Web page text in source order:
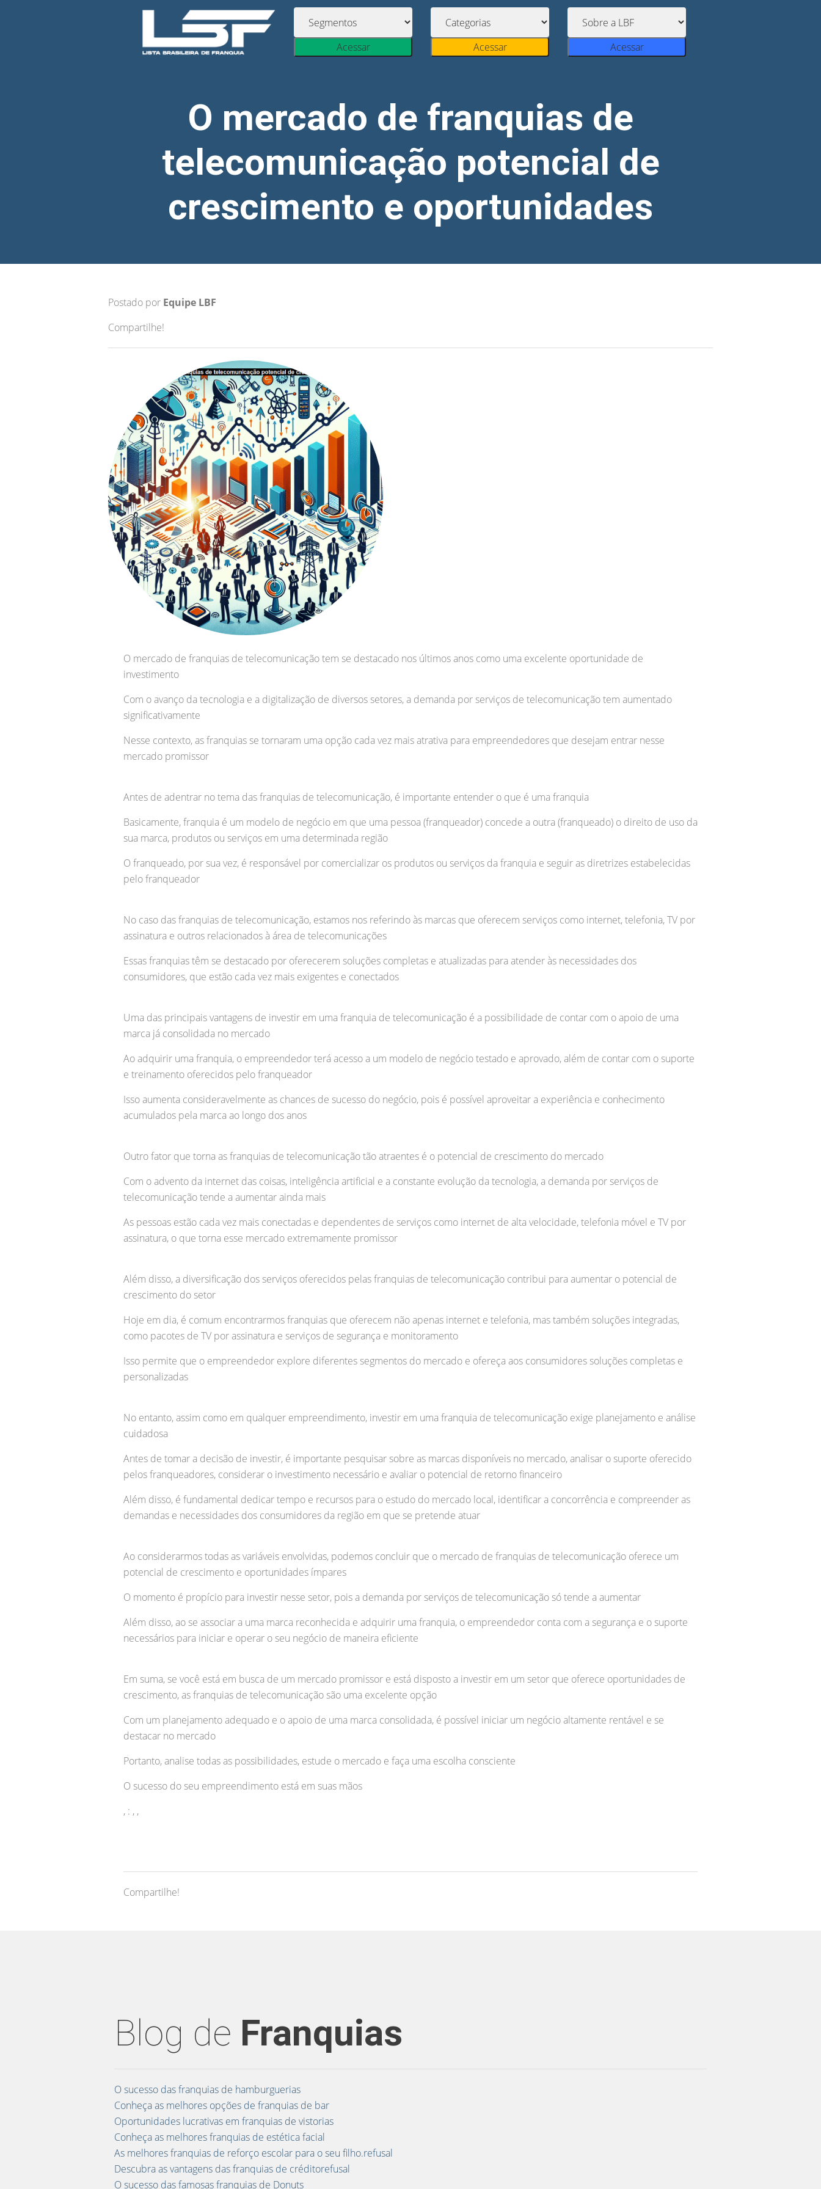
Acessar Acessar Acessar
O mercado de franquias de
telecomunicação potencial de
crescimento e oportunidades
Postado por Equipe LBF
Compartilhe!
O mercado de franquias de telecomunicação tem se destacado nos últimos anos como uma excelente oportunidade de
investimento
Com o avanço da tecnologia e a digitalização de diversos setores, a demanda por serviços de telecomunicação tem aumentado
significativamente
Nesse contexto, as franquias se tornaram uma opção cada vez mais atrativa para empreendedores que desejam entrar nesse
mercado promissor
Antes de adentrar no tema das franquias de telecomunicação, é importante entender o que é uma franquia
Basicamente, franquia é um modelo de negócio em que uma pessoa (franqueador) concede a outra (franqueado) o direito de uso da
sua marca, produtos ou serviços em uma determinada região
O franqueado, por sua vez, é responsável por comercializar os produtos ou serviços da franquia e seguir as diretrizes estabelecidas
pelo franqueador
No caso das franquias de telecomunicação, estamos nos referindo às marcas que oferecem serviços como internet, telefonia, TV por
assinatura e outros relacionados à área de telecomunicações
Essas franquias têm se destacado por oferecerem soluções completas e atualizadas para atender às necessidades dos
consumidores, que estão cada vez mais exigentes e conectados
Uma das principais vantagens de investir em uma franquia de telecomunicação é a possibilidade de contar com o apoio de uma
marca já consolidada no mercado
Ao adquirir uma franquia, o empreendedor terá acesso a um modelo de negócio testado e aprovado, além de contar com o suporte
e treinamento oferecidos pelo franqueador
Isso aumenta consideravelmente as chances de sucesso do negócio, pois é possível aproveitar a experiência e conhecimento
acumulados pela marca ao longo dos anos
Outro fator que torna as franquias de telecomunicação tão atraentes é o potencial de crescimento do mercado
Com o advento da internet das coisas, inteligência artificial e a constante evolução da tecnologia, a demanda por serviços de
telecomunicação tende a aumentar ainda mais
As pessoas estão cada vez mais conectadas e dependentes de serviços como internet de alta velocidade, telefonia móvel e TV por
assinatura, o que torna esse mercado extremamente promissor
Além disso, a diversificação dos serviços oferecidos pelas franquias de telecomunicação contribui para aumentar o potencial de
crescimento do setor
Hoje em dia, é comum encontrarmos franquias que oferecem não apenas internet e telefonia, mas também soluções integradas,
como pacotes de TV por assinatura e serviços de segurança e monitoramento
Isso permite que o empreendedor explore diferentes segmentos do mercado e ofereça aos consumidores soluções completas e
personalizadas
No entanto, assim como em qualquer empreendimento, investir em uma franquia de telecomunicação exige planejamento e análise
cuidadosa
Antes de tomar a decisão de investir, é importante pesquisar sobre as marcas disponíveis no mercado, analisar o suporte oferecido
pelos franqueadores, considerar o investimento necessário e avaliar o potencial de retorno financeiro
Além disso, é fundamental dedicar tempo e recursos para o estudo do mercado local, identificar a concorrência e compreender as
demandas e necessidades dos consumidores da região em que se pretende atuar
Ao considerarmos todas as variáveis envolvidas, podemos concluir que o mercado de franquias de telecomunicação oferece um
potencial de crescimento e oportunidades ímpares
O momento é propício para investir nesse setor, pois a demanda por serviços de telecomunicação só tende a aumentar
Além disso, ao se associar a uma marca reconhecida e adquirir uma franquia, o empreendedor conta com a segurança e o suporte
necessários para iniciar e operar o seu negócio de maneira eficiente
Em suma, se você está em busca de um mercado promissor e está disposto a investir em um setor que oferece oportunidades de
crescimento, as franquias de telecomunicação são uma excelente opção
Com um planejamento adequado e o apoio de uma marca consolidada, é possível iniciar um negócio altamente rentável e se
destacar no mercado
Portanto, analise todas as possibilidades, estude o mercado e faça uma escolha consciente
O sucesso do seu empreendimento está em suas mãos
, : , ,
Compartilhe!
Blog de Franquias
O sucesso das franquias de hamburguerias
Conheça as melhores opções de franquias de bar
Oportunidades lucrativas em franquias de vistorias
Conheça as melhores franquias de estética facial
As melhores franquias de reforço escolar para o seu filho.refusal
Descubra as vantagens das franquias de créditorefusal
O sucesso das famosas franquias de Donuts